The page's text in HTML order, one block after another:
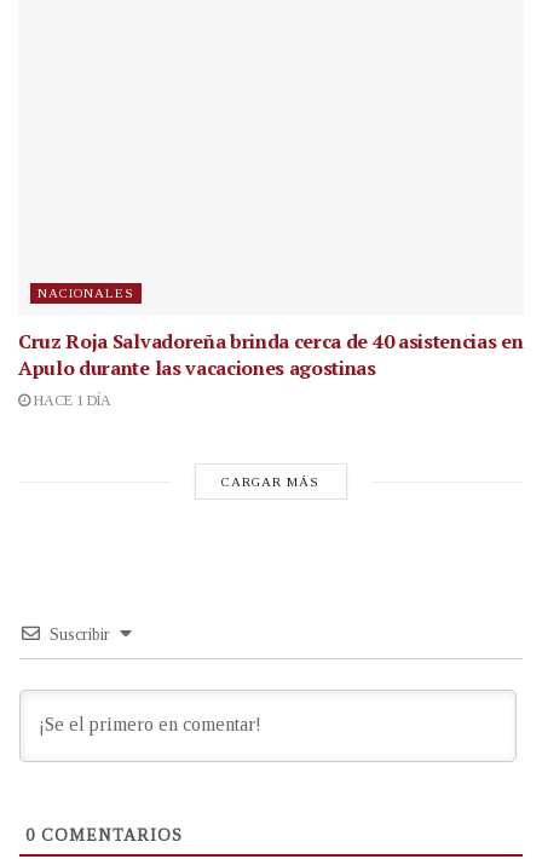
NACIONALES
Cruz Roja Salvadoreña brinda cerca de 40 asistencias en
Apulo durante las vacaciones agostinas
HACE 1 DÍA
CARGAR MÁS
Suscribir
0 COMENTARIOS